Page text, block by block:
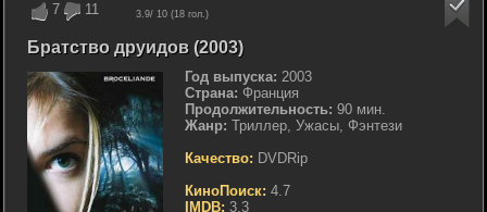
7 11 3.9/ 10 (18 гол.)
Братство друидов (2003)
Год выпуска: 2003
Страна: Франция
Продолжительность: 90 мин.
Жанр: Триллер, Ужасы, Фэнтези
Качество: DVDRip
КиноПоиск: 4.7
IMDB: 3.3